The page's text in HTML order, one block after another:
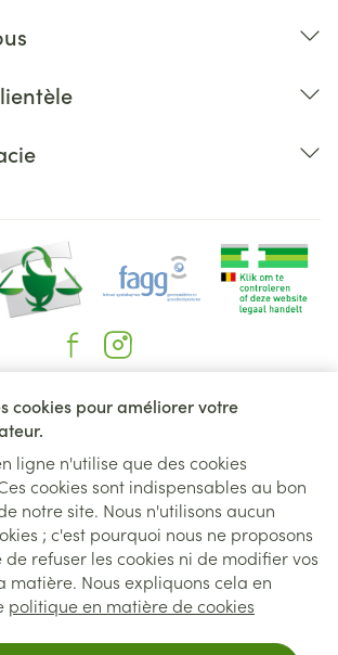
cookies pour améliorer votre
ligne n'utilise que des cookies
cookies sont indispensables au bon
notre site. Nous n'utilisons aucun
; c'est pourquoi nous ne proposons
refuser les cookies ni de modifier vos
matière. Nous expliquons cela en
politique en matière de cookies
au